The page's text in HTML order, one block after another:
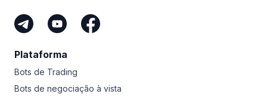
Plataforma
Bots de Trading
Bots de negociação à vista